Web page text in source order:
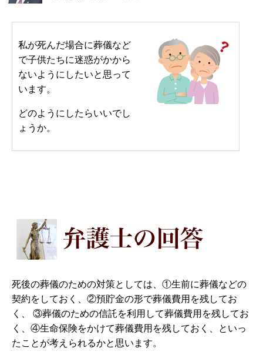
私が死んだ場合に葬儀など
で子供たちに迷惑がかから
ないようにしたいと思って
います。
どのようにしたらいいでし
ょうか。
死後の葬儀のための対策としては、①生前に葬儀などの
契約をしておく、②預貯金の形で葬儀費用を残してお
く、 ③葬儀のための信託を利用して葬儀費用を残してお
く、④生命保険をかけて葬儀費用を残しておく、といっ
たことが考えられるかと思います。